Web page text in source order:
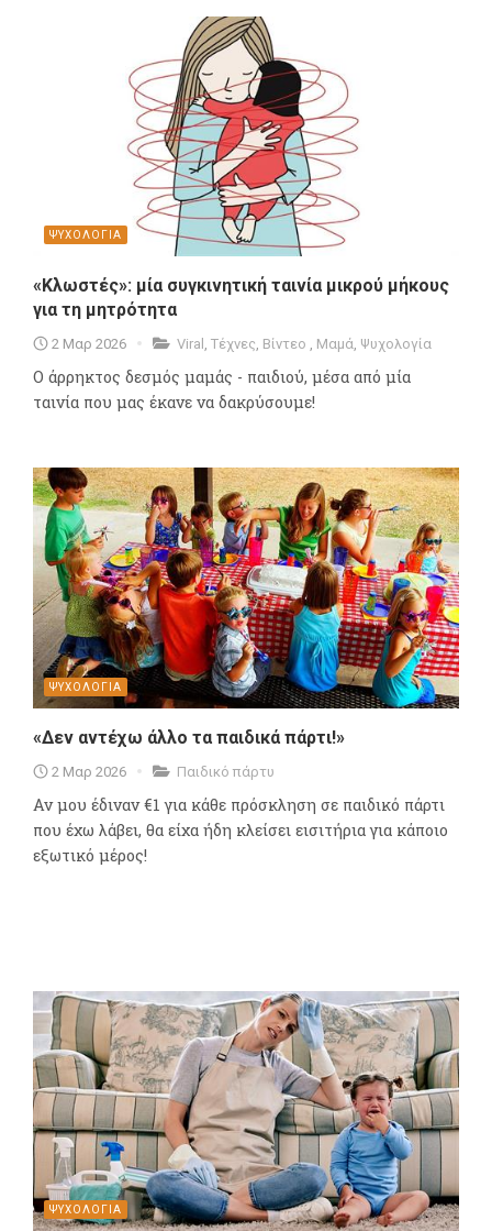
ΨΥΧΟΛΟΓΙΑ
«Κλωστές»: μία συγκινητική ταινία μικρού μήκους
για τη μητρότητα
2 Μαρ 2026 Viral , Τέχνες, Βίντεο , Μαμά, Ψυχολογία
Ο άρρηκτος δεσμός μαμάς - παιδιού, μέσα από μία
ταινία που μας έκανε να δακρύσουμε!
ΨΥΧΟΛΟΓΙΑ
«Δεν αντέχω άλλο τα παιδικά πάρτι!»
2 Μαρ 2026 Παιδικό πάρτυ
Αν μου έδιναν €1 για κάθε πρόσκληση σε παιδικό πάρτι
που έχω λάβει, θα είχα ήδη κλείσει εισιτήρια για κάποιο
εξωτικό μέρος!
ΨΥΧΟΛΟΓΙΑ